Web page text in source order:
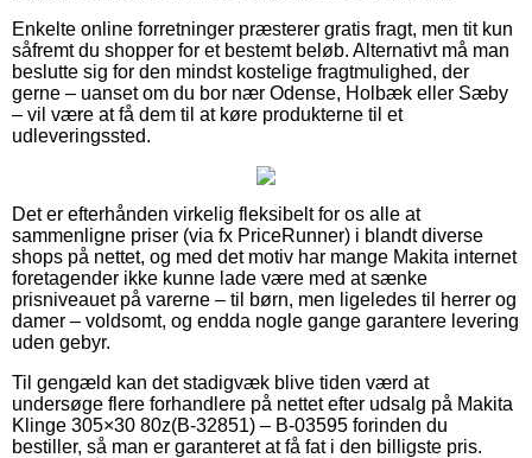
Enkelte online forretninger præsterer gratis fragt, men tit kun
såfremt du shopper for et bestemt beløb. Alternativt må man
beslutte sig for den mindst kostelige fragtmulighed, der
gerne – uanset om du bor nær Odense, Holbæk eller Sæby
– vil være at få dem til at køre produkterne til et
udleveringssted.
Det er efterhånden virkelig fleksibelt for os alle at
sammenligne priser (via fx PriceRunner) i blandt diverse
shops på nettet, og med det motiv har mange Makita internet
foretagender ikke kunne lade være med at sænke
prisniveauet på varerne – til børn, men ligeledes til herrer og
damer – voldsomt, og endda nogle gange garantere levering
uden gebyr.
Til gengæld kan det stadigvæk blive tiden værd at
undersøge flere forhandlere på nettet efter udsalg på Makita
Klinge 305×30 80z(B-32851) – B-03595 forinden du
bestiller, så man er garanteret at få fat i den billigste pris.